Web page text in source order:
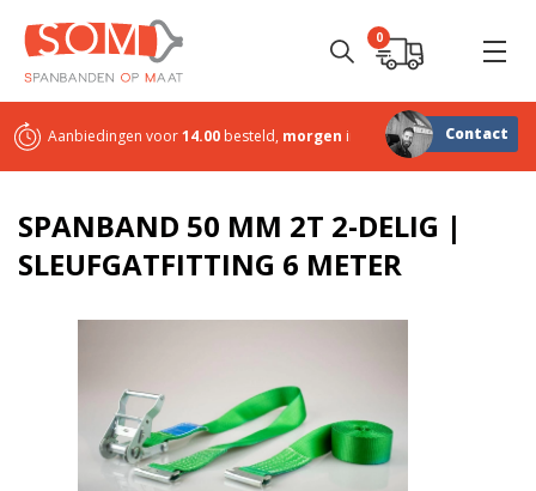
0
Aanbiedingen voor14.00 besteld, morgen in huisSterk in maatwerk
Contact
SPANBAND 50 MM 2T 2-DELIG |
SLEUFGATFITTING 6 METER